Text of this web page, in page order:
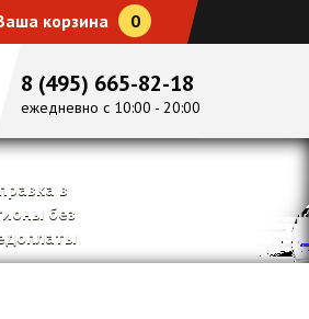
корзина 0
8 (495) 665-82-18
ежедневно с 10:00 - 20:00
в
без